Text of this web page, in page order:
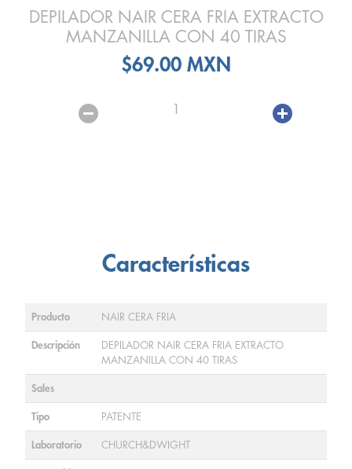
DEPILADOR NAIR CERA FRIA EXTRACTO
MANZANILLA CON 40 TIRAS
$69.00 MXN
1
Características
Producto NAIR CERA FRIA
Descripción
DEPILADOR NAIR CERA FRIA EXTRACTO
MANZANILLA CON 40 TIRAS
Sales
Tipo PATENTE
Laboratorio CHURCH&DWIGHT